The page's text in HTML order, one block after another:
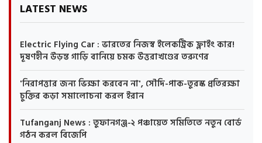
LATEST NEWS
Electric Flying Car : ভারতের নিজস্ব ইলেকট্রিক ফ্লাইং কার!
দূষণহীন উড়ন্ত গাড়ি বানিয়ে চমক উত্তরাখণ্ডের তরুণের
'নিরাপত্তার জন্য ভিক্ষা করবেন না', সৌদি-পাক-তুরস্ক প্রতিরক্ষা
চুক্তির কড়া সমালোচনা করল ইরান
Tufanganj News : তুফানগঞ্জ-২ পঞ্চায়েত সমিতিতে নতুন বোর্ড
গঠন করল বিজেপি